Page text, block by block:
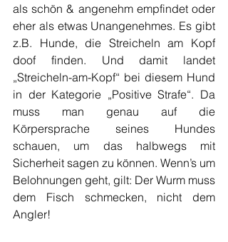
als schön & angenehm empfindet oder
eher als etwas Unangenehmes. Es gibt
z.B. Hunde, die Streicheln am Kopf
doof finden. Und damit landet
„Streicheln-am-Kopf“ bei diesem Hund
in der Kategorie „Positive Strafe“. Da
muss man genau auf die
Körpersprache seines Hundes
schauen, um das halbwegs mit
Sicherheit sagen zu können. Wenn’s um
Belohnungen geht, gilt: Der Wurm muss
dem Fisch schmecken, nicht dem
Angler!